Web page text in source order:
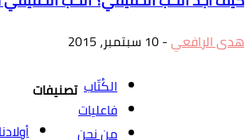
هدى الرافعي-10 سبتمبر، 2015
الكُتّاب
فاعليات
من نحن
تصنيفات